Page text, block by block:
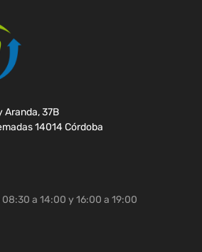
Aranda, 37B
14014 Córdoba
08:30 a 14:00 y 16:00 a 19:00